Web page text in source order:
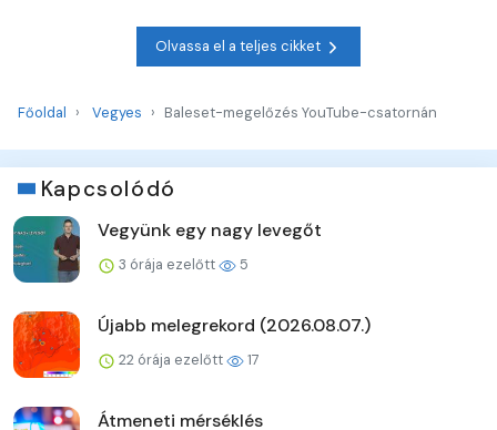
Olvassa el a teljes cikket
Főoldal Vegyes Baleset-megelőzés YouTube-csatornán
Kapcsolódó
Vegyünk egy nagy levegőt
3 órája ezelőtt 5
Újabb melegrekord (2026.08.07.)
22 órája ezelőtt 17
Átmeneti mérséklés